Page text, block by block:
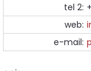
tel 2:
web:
e-mail: